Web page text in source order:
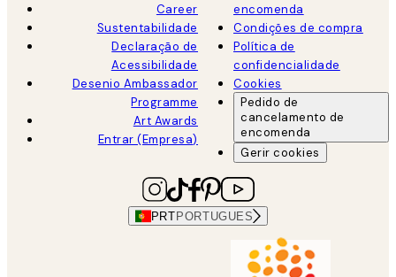
Career
Sustentabilidade
Declaração de
Acessibilidade
Desenio Ambassador
Programme
Art Awards
Entrar (Empresa)
encomenda
Condições de compra
Política de
confidencialidade
Cookies
Pedido de
cancelamento de
encomenda
Gerir cookies
PRT PORTUGUES